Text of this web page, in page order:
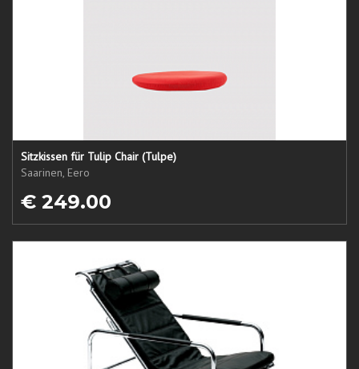
Sitzkissen für Tulip Chair (Tulpe)
Saarinen, Eero
€ 249.00